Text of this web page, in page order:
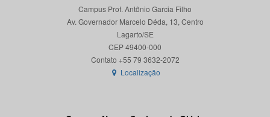
Campus Prof. Antônio Garcia Filho
Av. Governador Marcelo Déda, 13, Centro
Lagarto/SE
CEP 49400-000
Localização